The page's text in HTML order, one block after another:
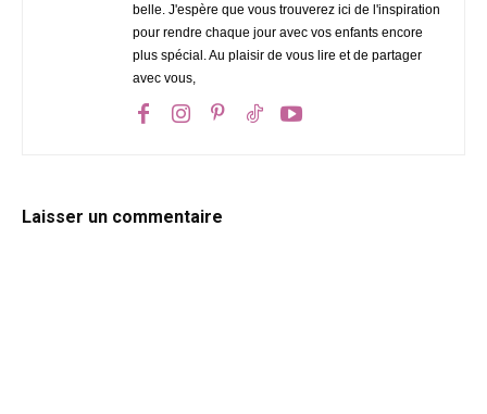
belle. J'espère que vous trouverez ici de l'inspiration
pour rendre chaque jour avec vos enfants encore
plus spécial. Au plaisir de vous lire et de partager
avec vous,
Laisser un commentaire